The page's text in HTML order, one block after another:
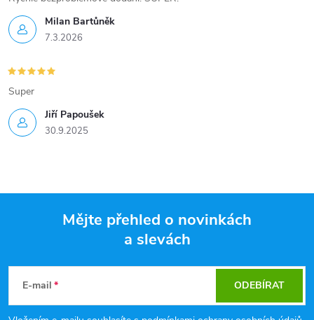
Milan Bartůněk
7.3.2026
Jiří Papoušek
30.9.2025
Super
Mějte přehled o novinkách
a slevách
E-mail ODEBÍRAT